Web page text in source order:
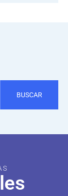
BUSCAR